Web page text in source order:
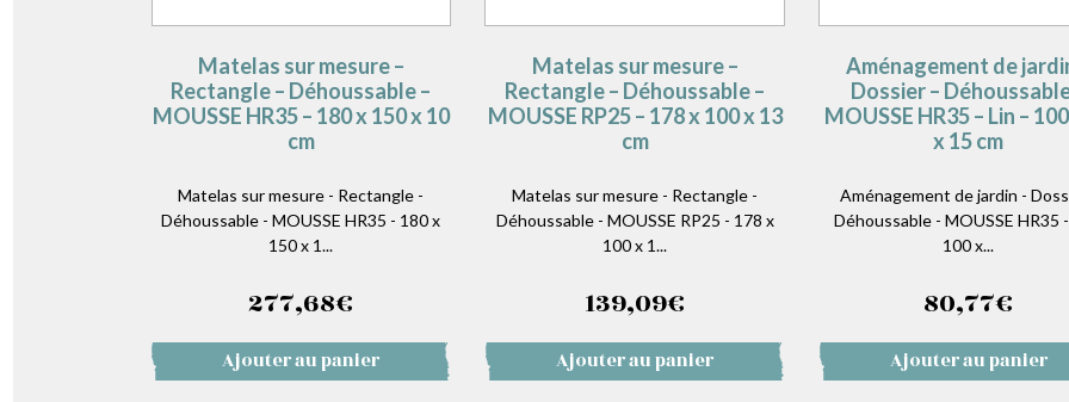
Matelas sur mesure –
Rectangle – Déhoussable –
MOUSSE HR35 – 180 x 150 x 10
cm
Matelas sur mesure - Rectangle -
Déhoussable - MOUSSE HR35 - 180 x
150 x 1...
277,68€
Ajouter au panier
Matelas sur mesure –
Rectangle – Déhoussable –
MOUSSE RP25 – 178 x 100 x 13
cm
Matelas sur mesure - Rectangle -
Déhoussable - MOUSSE RP25 - 178 x
100 x 1...
139,09€
Ajouter au panier
Aménagement de
Dossier –
MOUSSE HR35 – Lin –
x 15 cm
Aménagement de jardin -
Déhoussable - MOUSSE HR35
100 x...
80,77€
Ajouter au panier